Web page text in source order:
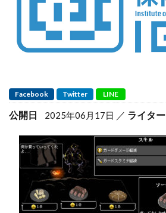
Facebook Twitter LINE
公開日 2025年06月17日 ライター